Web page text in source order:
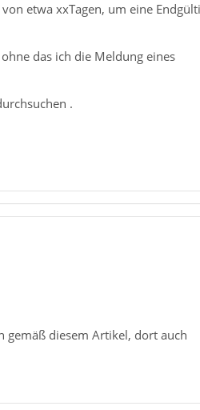
etwa xxTagen, um eine
das ich die Meldung eines
.
gemäß diesem Artikel, dort auch